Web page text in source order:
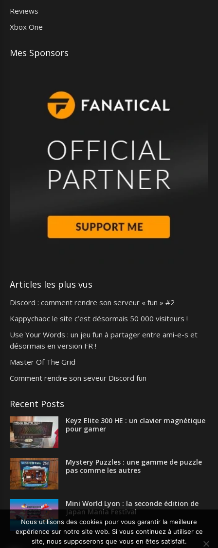
Reviews
Xbox One
Mes Sponsors
Articles les plus vus
Discord : comment rendre son serveur « fun » #2
Kappychaoc le site c’est désormais 50 000 visiteurs !
Use Your Words : un jeu fun à partager entre ami-e-s et
désormais en version FR !
Master Of The Grid
Comment rendre son seveur Discord fun
Recent Posts
Keyz Elite 300 HE : un clavier magnétique
pour gamer
Mystery Puzzles : une gamme de puzzle
pas comme les autres
Mini World Lyon : la seconde édition de
Japan Mania Festival
Nous utilisons des cookies pour vous garantir la meilleure
expérience sur notre site web. Si vous continuez à utiliser ce
site, nous supposerons que vous en êtes satisfait.